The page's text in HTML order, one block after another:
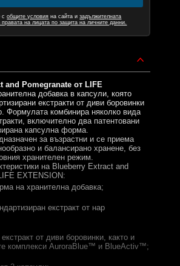
собщите условия на сайта изадължителната
на лицата по защита на личните данни.
and Pomegranate от LIFE
добавка в капсули, която
екстракти от диви боровинки
Формулата комбинира няколко вида
включително два патентовани
капсулна форма.
за възрастни и се приема
и балансирано хранене, без
хранителен режим.
на Blueberry Extract and
EXTENSION:
на хранителна добавка;
екстракт от нар
от диви боровинки, както и
комплекси AuroraBlue™ и BlueActiv™;